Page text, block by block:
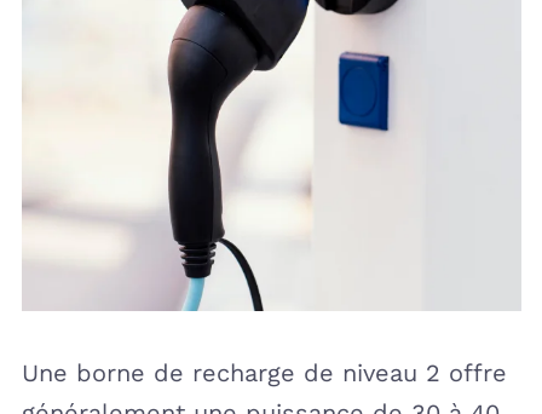
Une borne de recharge de niveau 2 offre